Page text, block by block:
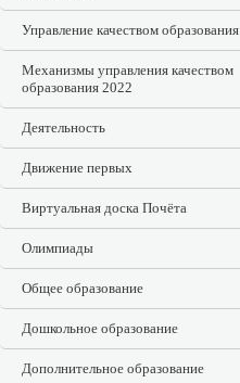
Управление качеством образования
Механизмы управления качеством
образования 2022
Деятельность
Движение первых
Виртуальная доска Почёта
Олимпиады
Общее образование
Дошкольное образование
Дополнительное образование